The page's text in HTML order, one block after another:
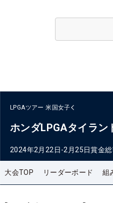
LPGAツアー 米国女子
ホンダLPGAタイラン
2024年2月22日-2月25日賞金
大会TOP リーダーボード 組